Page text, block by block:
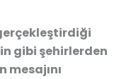
gibi şehirlerden